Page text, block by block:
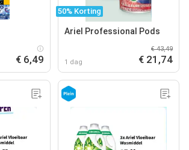
€ 6,49
50% Korting
Ariel Professional Pods
1 dag
€ 43,49
€ 21,74